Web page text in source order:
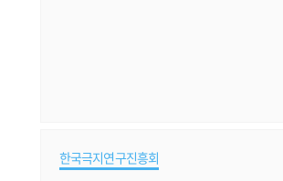
한국극지연구진흥회